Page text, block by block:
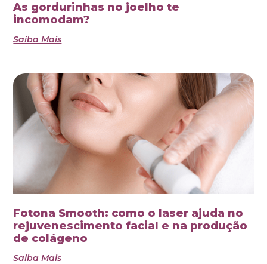
As gordurinhas no joelho te
incomodam?
Saiba Mais
Fotona Smooth: como o laser ajuda no
rejuvenescimento facial e na produção
de colágeno
Saiba Mais